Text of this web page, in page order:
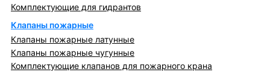
Комплектующие для гидрантов
Клапаны пожарные
Клапаны пожарные латунные
Клапаны пожарные чугунные
Комплектующие клапанов для пожарного крана